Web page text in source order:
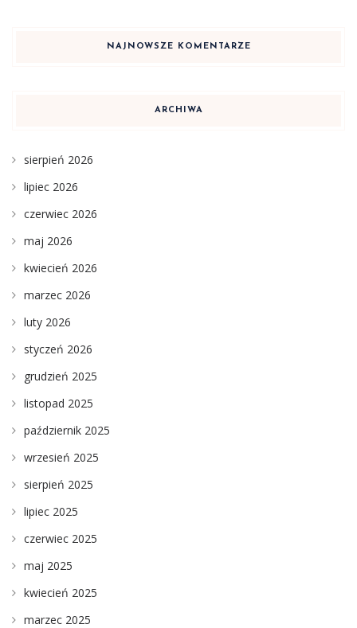
NAJNOWSZE KOMENTARZE
ARCHIWA
sierpień 2026
lipiec 2026
czerwiec 2026
maj 2026
kwiecień 2026
marzec 2026
luty 2026
styczeń 2026
grudzień 2025
listopad 2025
październik 2025
wrzesień 2025
sierpień 2025
lipiec 2025
czerwiec 2025
maj 2025
kwiecień 2025
marzec 2025